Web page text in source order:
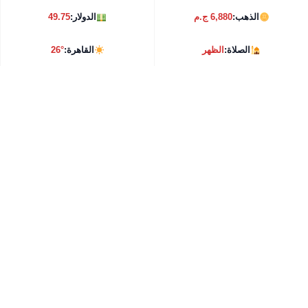
الذهب:6,880 ج.م الدولار:49.75
الصلاة:الظهر القاهرة:26°